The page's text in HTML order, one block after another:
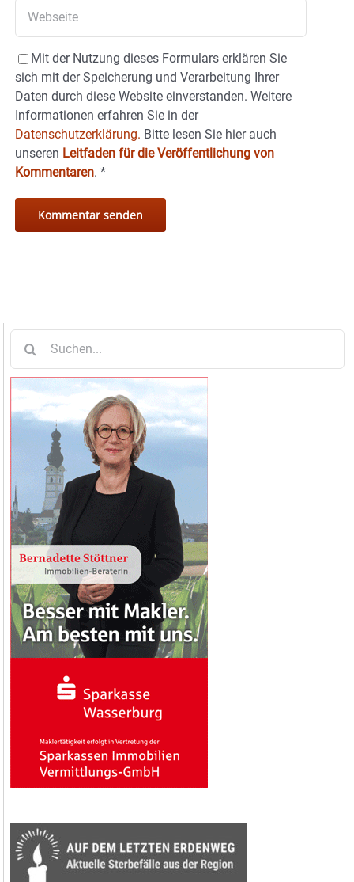
Mit der Nutzung dieses Formulars erklären Sie
sich mit der Speicherung und Verarbeitung Ihrer
Daten durch diese Website einverstanden. Weitere
Informationen erfahren Sie in der
Datenschutzerklärung. Bitte lesen Sie hier auch
unseren Leitfaden für die Veröffentlichung von
Kommentaren. *
nach: